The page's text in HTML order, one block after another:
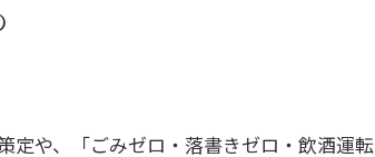
定や、「ごみゼロ・落書きゼロ・飲酒運転